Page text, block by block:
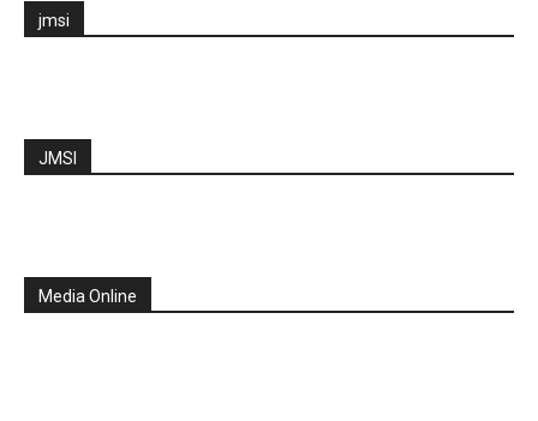
jmsi
JMSI
Media Online